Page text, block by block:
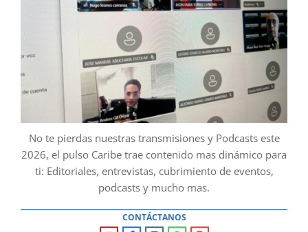
No te pierdas nuestras transmisiones y Podcasts este
2026, el pulso Caribe trae contenido mas dinámico para
ti: Editoriales, entrevistas, cubrimiento de eventos,
podcasts y mucho mas.
CONTÁCTANOS